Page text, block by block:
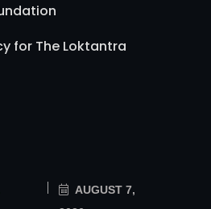
for The Loktantra
AUGUST 7,